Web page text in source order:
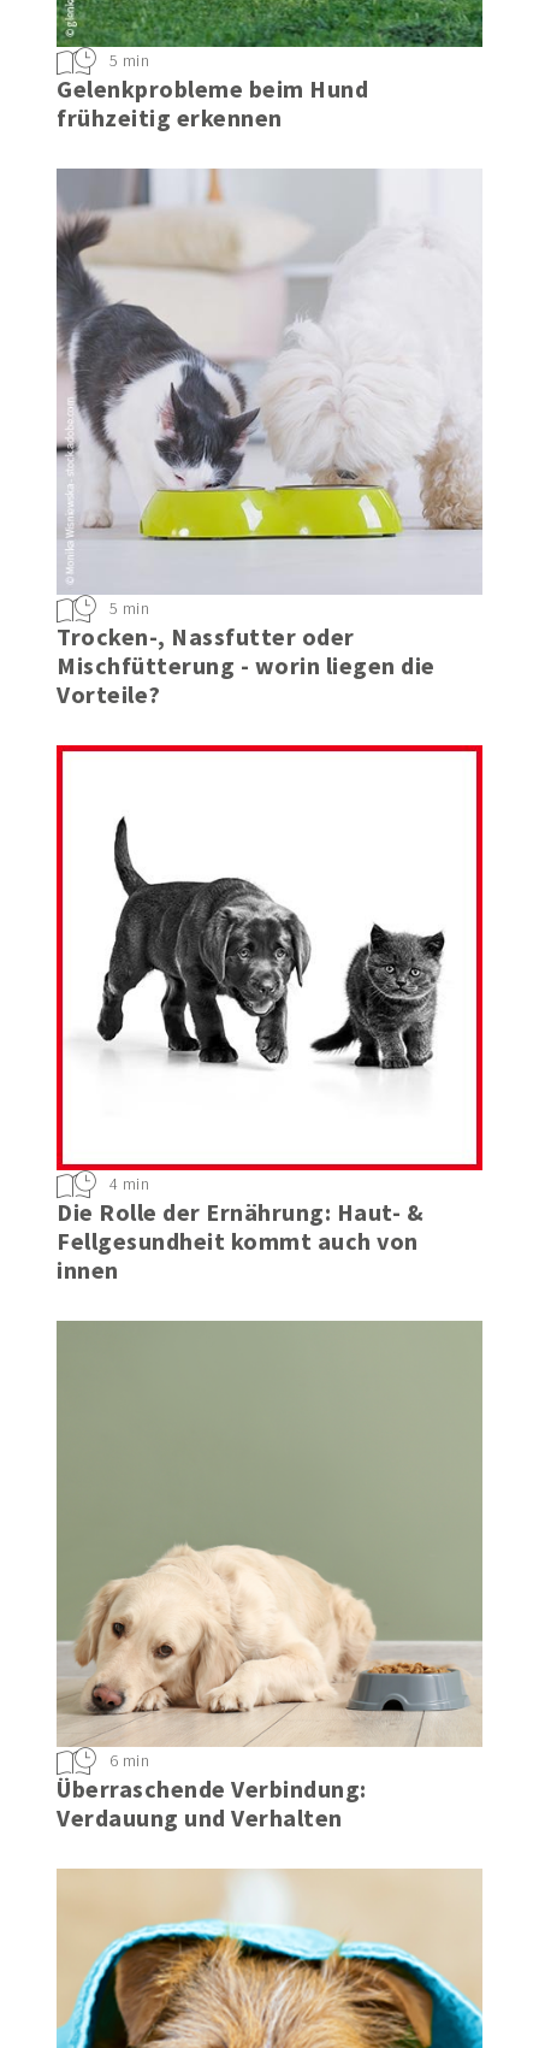
Gelenkprobleme beim Hund
frühzeitig erkennen
5 min
Trocken-, Nassfutter oder
Mischfütterung - worin liegen die
Vorteile?
5 min
Die Rolle der Ernährung: Haut- &
Fellgesundheit kommt auch von
innen
4 min
Überraschende Verbindung:
Verdauung und Verhalten
6 min